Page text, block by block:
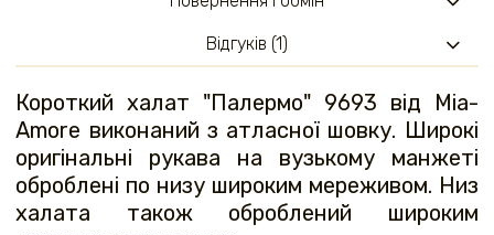
Короткий халат "Палермо" 9693 від Mia-
Amore виконаний з атласної шовку. Широкі
оригінальні рукава на вузькому манжеті
оброблені по низу широким мереживом. Низ
халата також оброблений широким
Відгуків (1)